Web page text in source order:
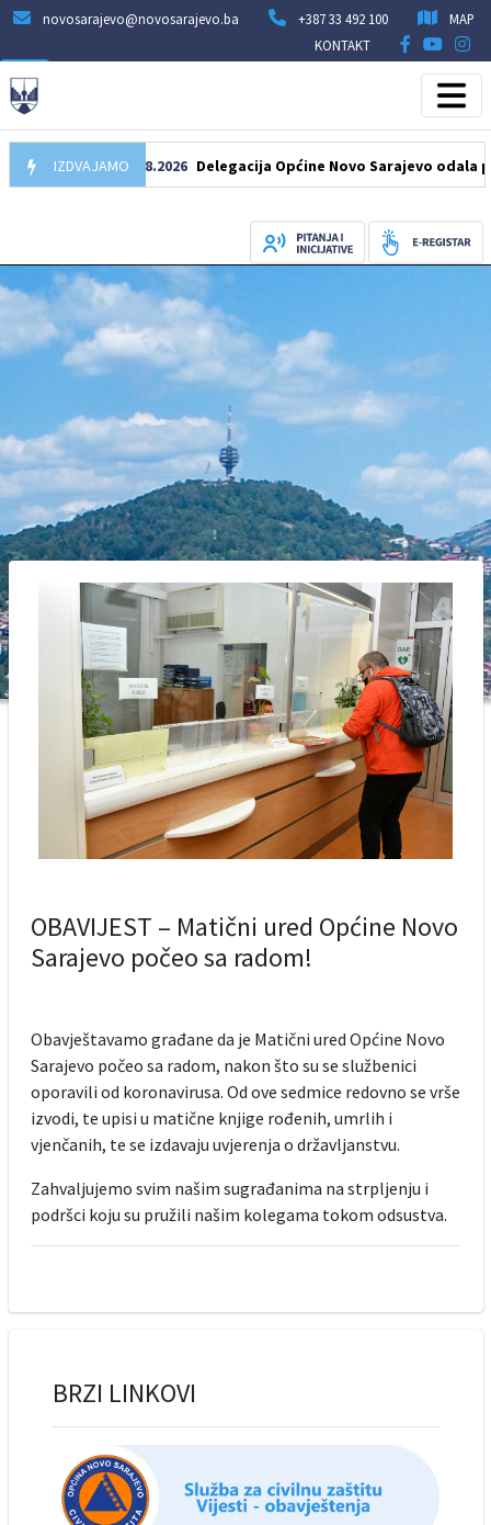
novosarajevo@novosarajevo.ba +387 33 492 100
MAP
KONTAKT
IZDVAJAMO
07.08.2026 Delegacija Općine Novo Sarajevo odala počast
OBAVIJEST – Matični ured Općine Novo
Sarajevo počeo sa radom!
Obavještavamo građane da je Matični ured Općine Novo
Sarajevo počeo sa radom, nakon što su se službenici
oporavili od koronavirusa. Od ove sedmice redovno se vrše
izvodi, te upisi u matične knjige rođenih, umrlih i
vjenčanih, te se izdavaju uvjerenja o državljanstvu.
Zahvaljujemo svim našim sugrađanima na strpljenju i
podršci koju su pružili našim kolegama tokom odsustva.
BRZI LINKOVI